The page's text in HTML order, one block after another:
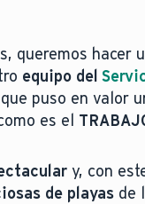
queremos hacer
equipo del
que puso en valor
es el
y, con
de playas de